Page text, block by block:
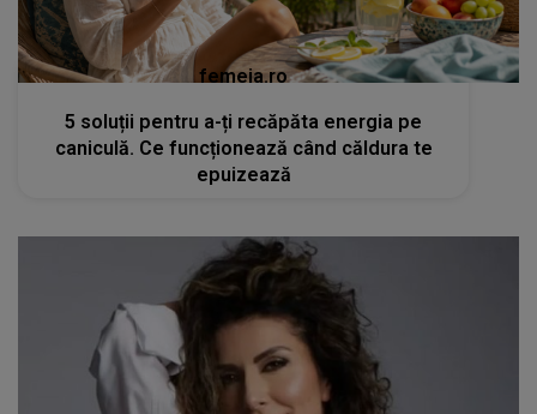
femeia.ro
5 soluții pentru a-ți recăpăta energia pe
caniculă. Ce funcționează când căldura te
epuizează